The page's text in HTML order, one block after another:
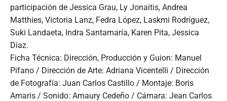
participación de Jessica Grau, Ly Jonaitis, Andrea
Matthies, Victoria Lanz, Fedra López, Laskmi Rodríguez,
Suki Landaeta, Indra Santamaría, Karen Pita, Jessica
Díaz.
Ficha Técnica: Dirección, Producción y Guion: Manuel
Pifano / Dirección de Arte: Adriana Vicentelli / Dirección
de Fotografía: Juan Carlos Castillo / Montaje: Boris
Amaris / Sonido: Amaury Cedeño / Cámara: Jean Carlos